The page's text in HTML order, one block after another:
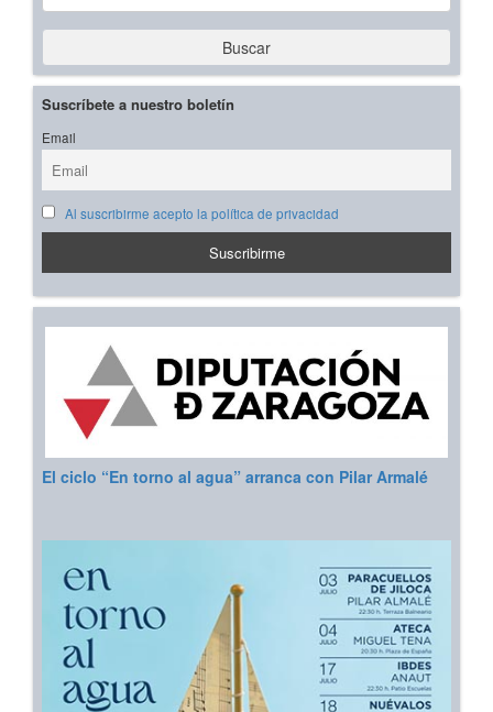
Buscar
Suscríbete a nuestro boletín
Email
Al suscribirme acepto la política de privacidad
El ciclo “En torno al agua” arranca con Pilar Armalé